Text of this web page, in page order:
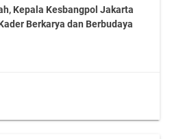
Kepala Kesbangpol Jakarta
Berkarya dan Berbudaya